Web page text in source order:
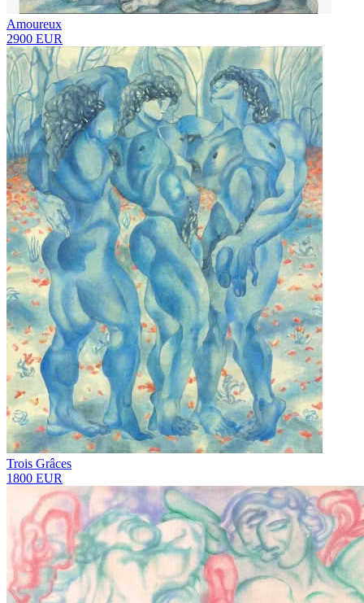
Amoureux
2900 EUR
Trois Grâces
1800 EUR